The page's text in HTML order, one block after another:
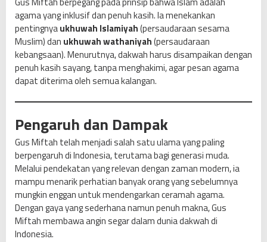
agama yang inklusif dan penuh kasih. Ia menekankan
pentingnyaukhuwah Islamiyah(persaudaraan sesama
Muslim) dan ukhuwah wathaniyah(persaudaraan
kebangsaan). Menurutnya, dakwah harus disampaikan dengan
penuh kasih sayang, tanpa menghakimi, agar pesan agama
dapat diterima oleh semua kalangan.
Pengaruh dan Dampak
Gus Miftah telah menjadi salah satu ulama yang paling
berpengaruh di Indonesia, terutama bagi generasi muda.
Melalui pendekatan yang relevan dengan zaman modern, ia
mampu menarik perhatian banyak orang yang sebelumnya
mungkin enggan untuk mendengarkan ceramah agama.
Dengan gaya yang sederhana namun penuh makna, Gus
Miftah membawa angin segar dalam dunia dakwah di
Indonesia.